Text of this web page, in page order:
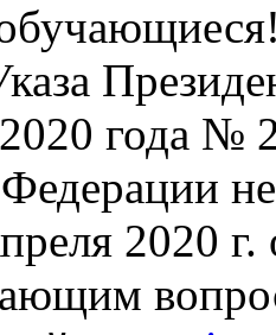
года №
2020